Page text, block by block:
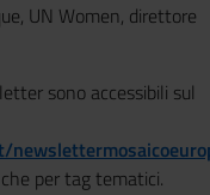
UN Women, direttore
sono accessibili sul
per tag tematici.